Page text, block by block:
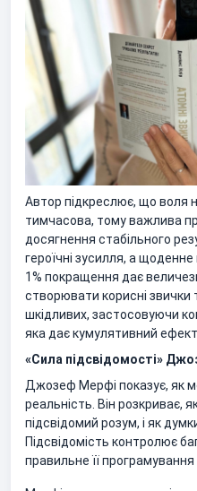
Автор підкреслює, що воля
тимчасова, тому важлива
досягнення стабільного
героїчні зусилля, а
1% покращення дає
створювати корисні звички
шкідливих, застосовуючи
яка дає кумулятивний ефект.
«Сила підсвідомості»
Джозеф Мерфі показує, як
реальність. Він розкриває,
підсвідомий розум, і як
Підсвідомість контролює
правильне її